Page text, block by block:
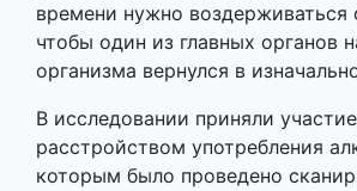
времени нужно воздерживаться
чтобы один из главных органов
организма вернулся в
В исследовании приняли
расстройством употребления
которым было проведено